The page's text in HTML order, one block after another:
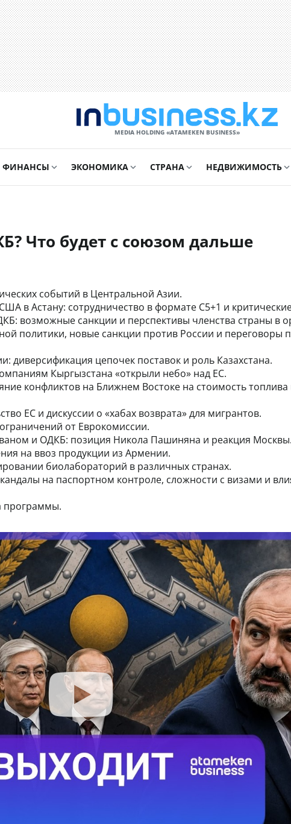
MEDIA HOLDING «ATAMEKЕN BUSINESS»
ФИНАНСЫ ЭКОНОМИКА СТРАНА НЕДВИЖИМОСТЬ
Что будет с союзом дальше
событий в Центральной Азии.
в Астану: сотрудничество в формате C5+1 и
возможные санкции и перспективы членства страны в
политики, новые санкции против России и переговоры
диверсификация цепочек поставок и роль Казахстана.
Кыргызстана «открыли небо» над ЕС.
конфликтов на Ближнем Востоке на стоимость топлива
ЕС и дискуссии о «хабах возврата» для мигрантов.
от Еврокомиссии.
и ОДКБ: позиция Никола Пашиняна и реакция Москвы.
на ввоз продукции из Армении.
биолабораторий в различных странах.
на паспортном контроле, сложности с визами и
программы.